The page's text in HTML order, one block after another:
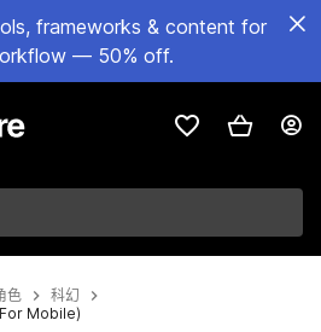
frameworks & content for
— 50% off.
色
科幻
Mobile)